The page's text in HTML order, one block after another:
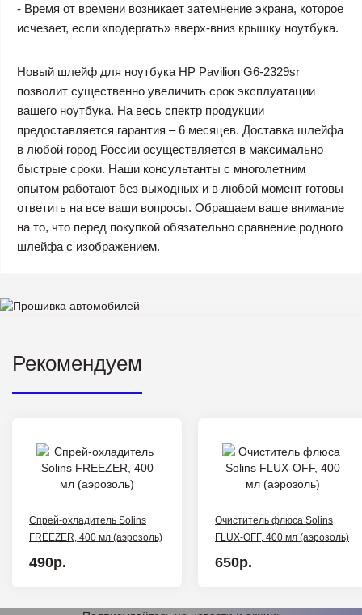
- Время от времени возникает затемнение экрана, которое
исчезает, если «подергать» вверх-вниз крышку ноутбука.
Новый шлейф для ноутбука HP Pavilion G6-2329sr
позволит существенно увеличить срок эксплуатации
вашего ноутбука. На весь спектр продукции
предоставляется гарантия – 6 месяцев. Доставка шлейфа
в любой город России осуществляется в максимально
быстрые сроки. Наши консультанты с многолетним
опытом работают без выходных и в любой момент готовы
ответить на все ваши вопросы. Обращаем ваше внимание
на то, что перед покупкой обязательно сравнение родного
шлейфа с изображением.
Рекомендуем
Спрей-охладитель Solins
FREEZER, 400 мл (аэрозоль)
490р.
Очиститель флюса Solins
FLUX-OFF, 400 мл (аэрозоль)
650р.